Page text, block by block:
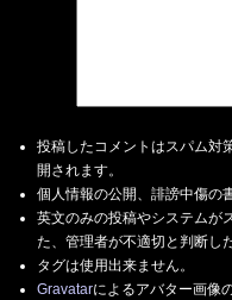
投稿したコメントはスパム対
開されます。
個人情報の公開、誹謗中傷の
英文のみの投稿やシステムが
た、管理者が不適切と判断し
タグは使用出来ません。
Gravatarによるアバター画像